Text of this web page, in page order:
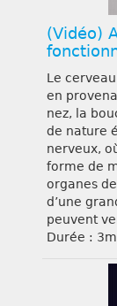
(Vidéo)
Le
en
nez, la
de nature
nerveux,
forme de
organes
d’une
peuvent
Durée :